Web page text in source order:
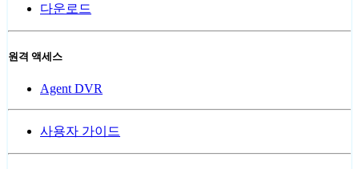
다운로드
원격 액세스
Agent DVR
사용자 가이드